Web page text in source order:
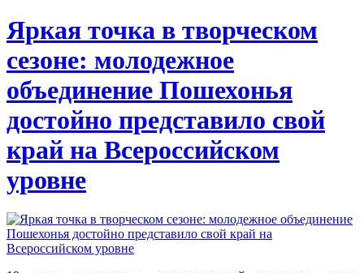
Яркая точка в творческом
сезоне: молодежное
объединение Пошехонья
достойно представило свой
край на Всероссийском
уровне